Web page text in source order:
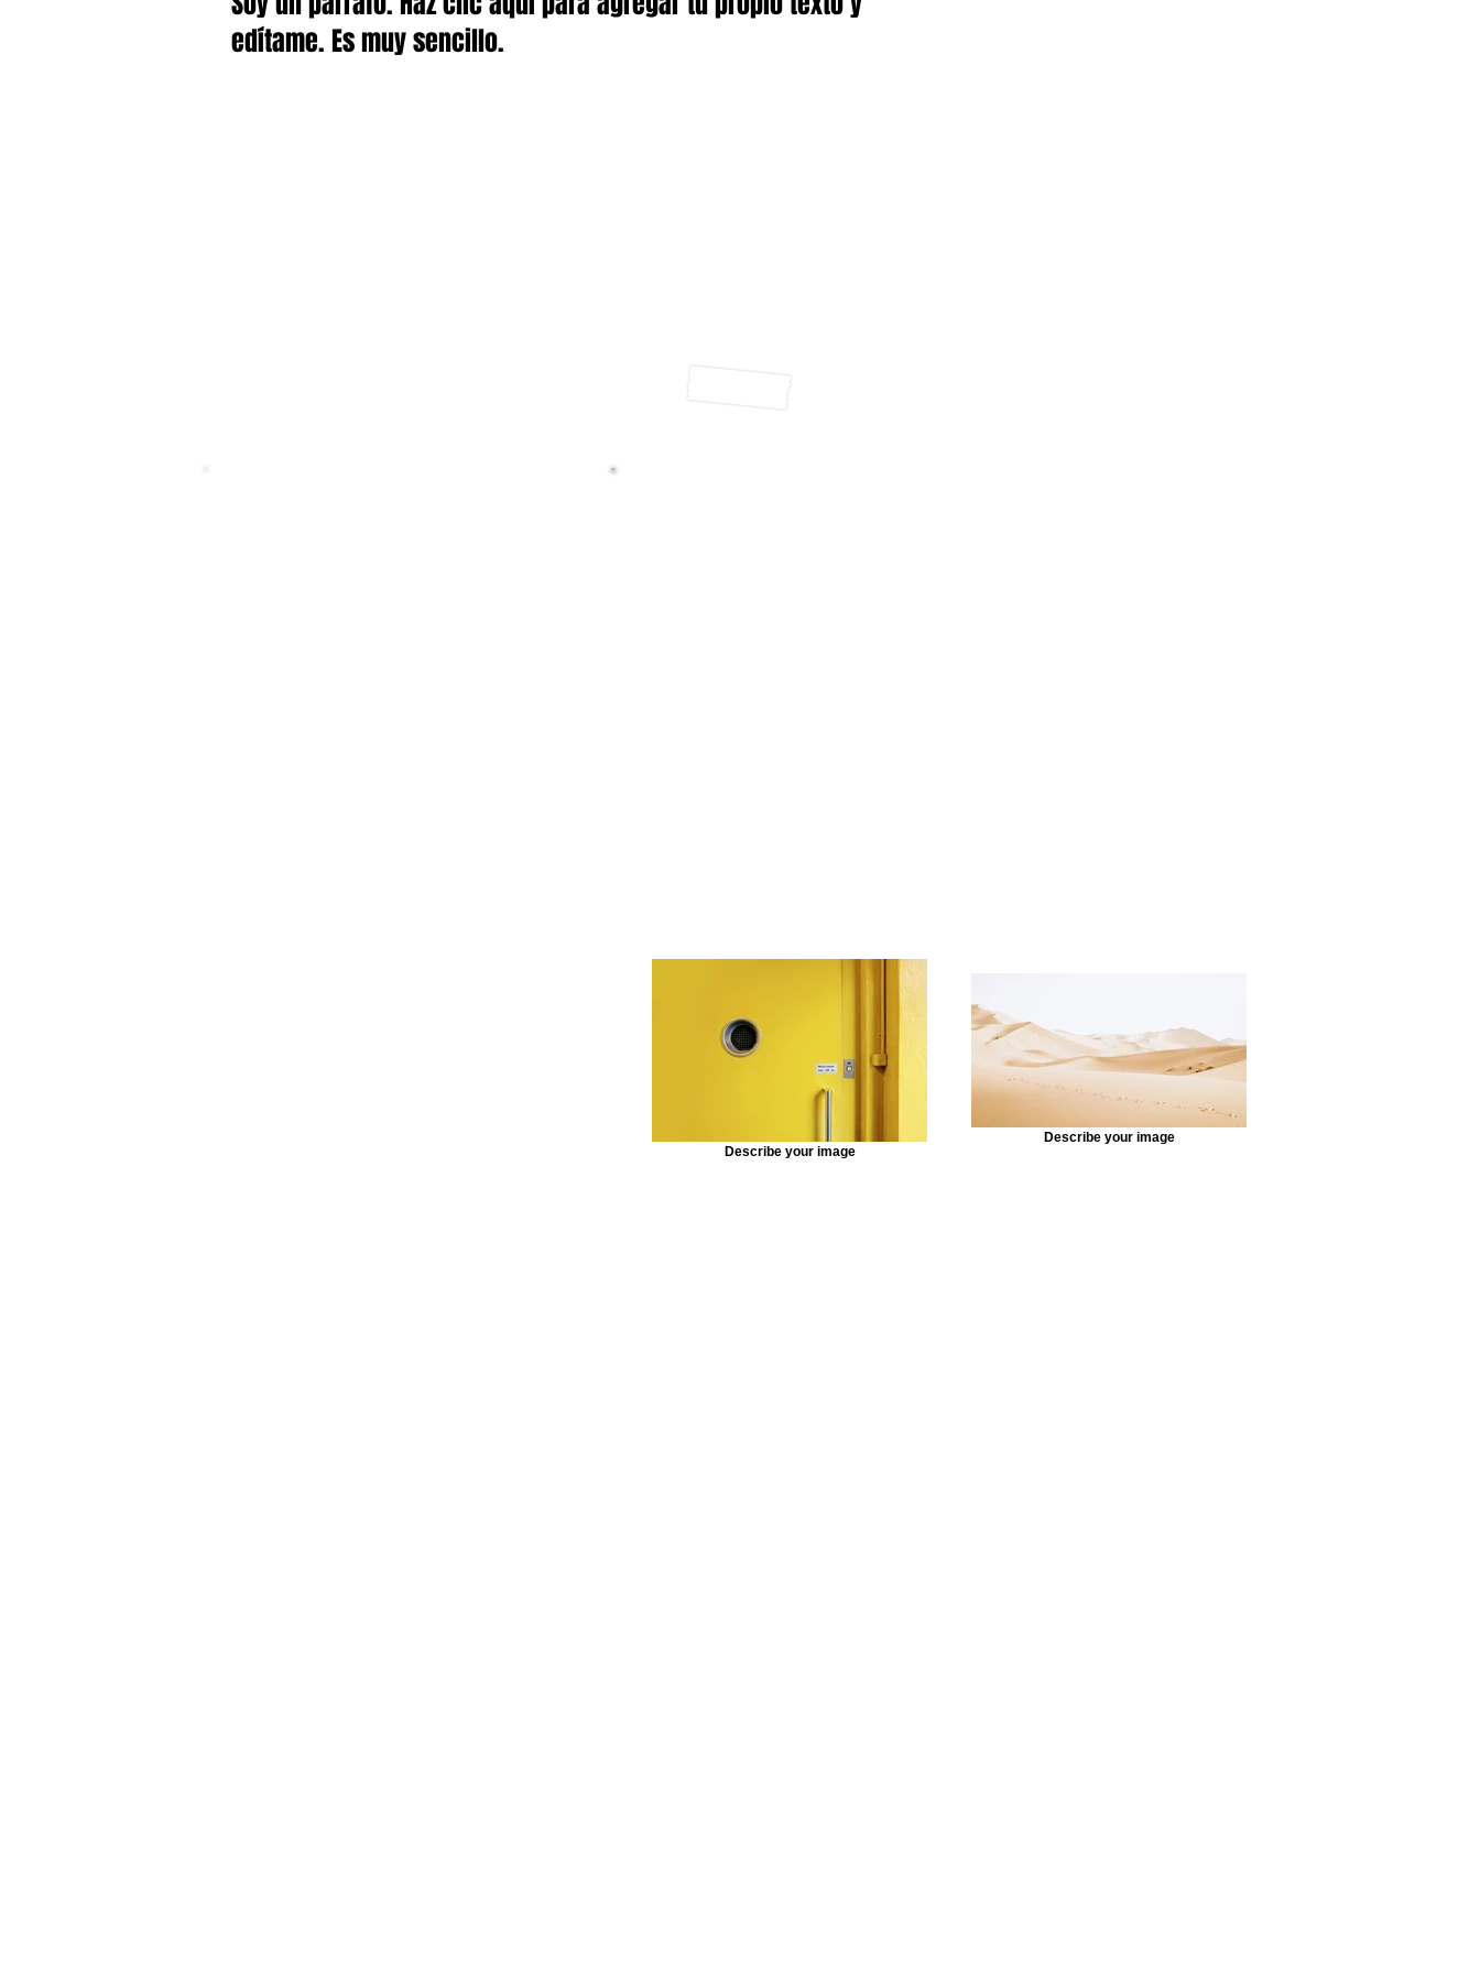
edítame. Es muy sencillo.
Describe your image
Describe your image